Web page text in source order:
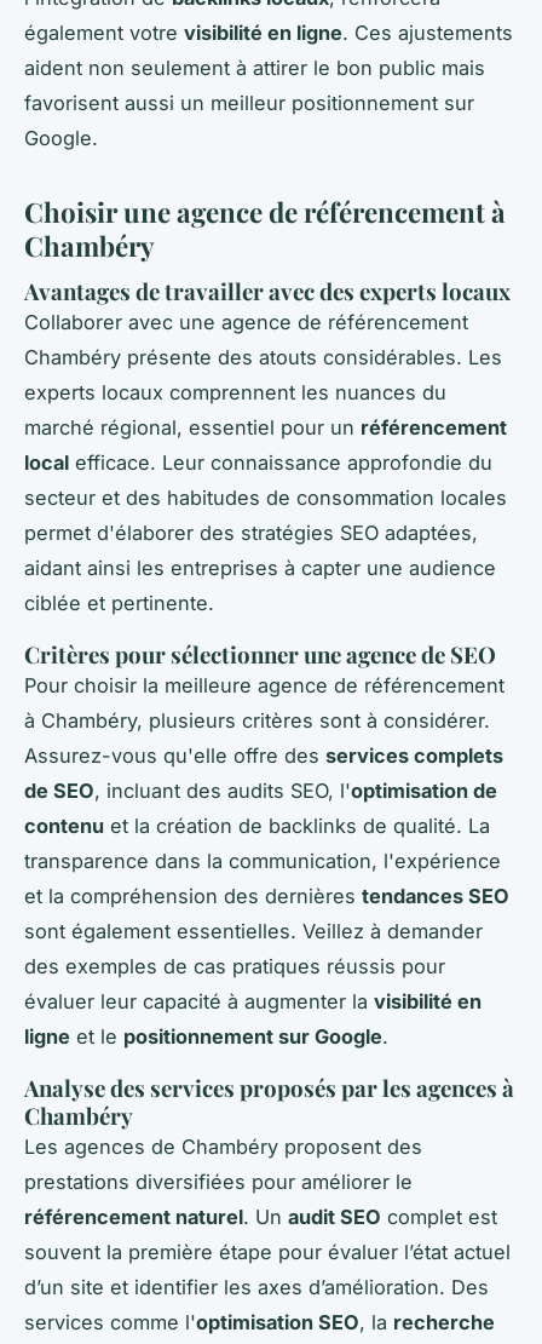
également votre visibilité en ligne. Ces ajustements
aident non seulement à attirer le bon public mais
favorisent aussi un meilleur positionnement sur
Google.
Choisir une agence de référencement à
Chambéry
Avantages de travailler avec des experts locaux
Collaborer avec une agence de référencement
Chambéry présente des atouts considérables. Les
experts locaux comprennent les nuances du
marché régional, essentiel pour un référencement
local efficace. Leur connaissance approfondie du
secteur et des habitudes de consommation locales
permet d'élaborer des stratégies SEO adaptées,
aidant ainsi les entreprises à capter une audience
ciblée et pertinente.
Critères pour sélectionner une agence de SEO
Pour choisir la meilleure agence de référencement
à Chambéry, plusieurs critères sont à considérer.
Assurez-vous qu'elle offre des services complets
de SEO, incluant des audits SEO, l'optimisation de
contenu et la création de backlinks de qualité. La
transparence dans la communication, l'expérience
et la compréhension des dernières tendances SEO
sont également essentielles. Veillez à demander
des exemples de cas pratiques réussis pour
évaluer leur capacité à augmenter la visibilité en
ligne et le positionnement sur Google.
Analyse des services proposés par les agences à
Chambéry
Les agences de Chambéry proposent des
prestations diversifiées pour améliorer le
référencement naturel. Un audit SEO complet est
souvent la première étape pour évaluer l’état actuel
d’un site et identifier les axes d’amélioration. Des
services comme l'optimisation SEO, la recherche